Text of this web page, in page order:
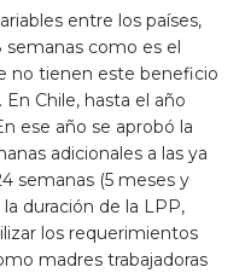
entre los países,
como es el
no tienen este beneficio
Chile, hasta el año
ese año se aprobó la
adicionales a las ya
semanas (5 meses y
duración de la LPP,
los requerimientos
madres trabajadoras